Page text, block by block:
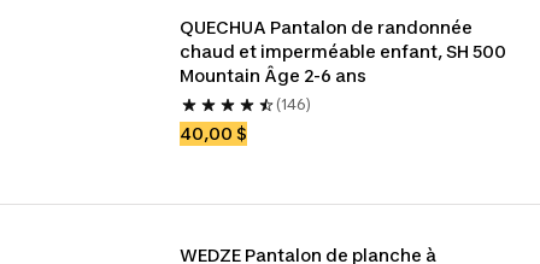
QUECHUA Pantalon de randonnée
chaud et imperméable enfant, SH 500
Mountain Âge 2-6 ans
(146)
40,00 $
WEDZE Pantalon de planche à